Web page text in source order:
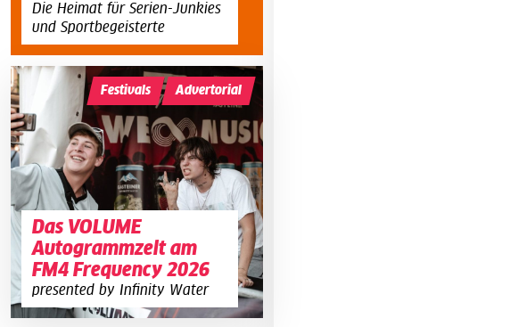
Die Heimat für Serien-Junkies
und Sportbegeisterte
Das VOLUME
Autogrammzelt am
FM4 Frequency 2026
presented by Infinity Water
Festivals Advertorial